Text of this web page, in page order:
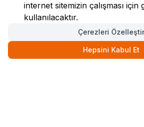
internet sitemizin çalışması
kullanılacaktır.
Çerezleri Özelleştir
Hepsini Kabul Et